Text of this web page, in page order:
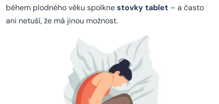
během plodného věku spolknestovky tablet – a často
ani netuší, že má jinou možnost.